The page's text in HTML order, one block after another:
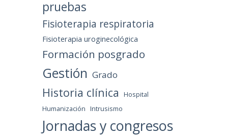
pruebas
Fisioterapia respiratoria
Fisioterapia uroginecológica
Formación posgrado
Gestión Grado
Historia clínica
Hospital
Humanización Intrusismo
Jornadas y congresos